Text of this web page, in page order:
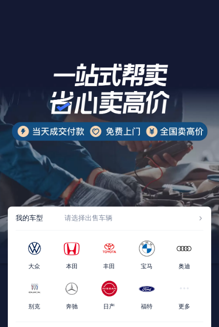
我的车型 请选择出售车辆
大众 本田 丰田 宝马 奥迪
别克 奔驰 日产 福特 更多